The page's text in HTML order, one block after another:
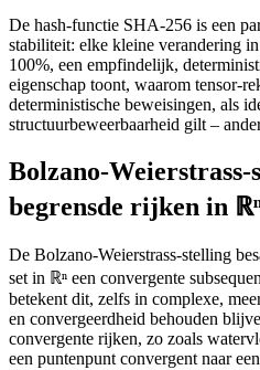
De hash-functie SHA-256 is een
stabiliteit: elke kleine verandering
100%, een empfindelijk,
eigenschap toont, waarom tensor-
deterministische beweisingen, als
structuurbeweerbaarheid gilt –
Bolzano-Weierstrass-
begrensde rijken in
De Bolzano-Weierstrass-stelling
set in ℝⁿ een convergente
betekent dit, zelfs in complexe,
en convergeerdheid behouden
convergente rijken, zo zoals
een puntenpunt convergent naar